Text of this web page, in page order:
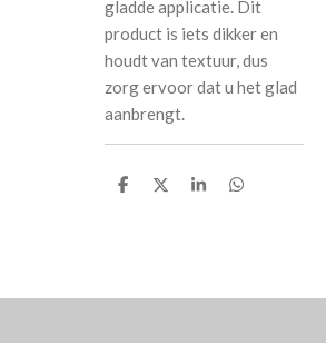
gladde applicatie. Dit
product is iets dikker en
houdt van textuur, dus
zorg ervoor dat u het glad
aanbrengt.
D
D
S
D